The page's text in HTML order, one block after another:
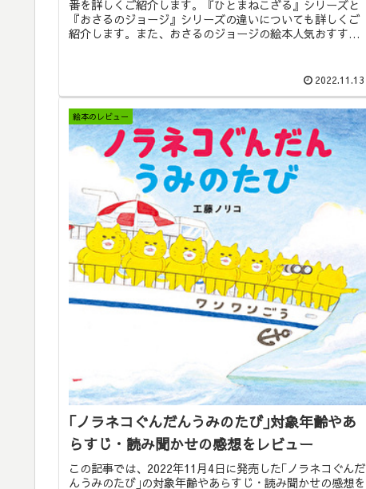
番を詳しくご紹介します。『ひとまねこざる』シリーズと
『おさるのジョージ』シリーズの違いについても詳しくご
紹介します。また、おさるのジョージの絵本人気おすすめ6
2022.11.13
絵本のレビュー
｢ノラネコぐんだんうみのたび｣対象年齢やあ
らすじ・読み聞かせの感想をレビュー
この記事では、2022年11月4日に発売した｢ノラネコぐんだ
んうみのたび｣の対象年齢やあらすじ・読み聞かせの感想を